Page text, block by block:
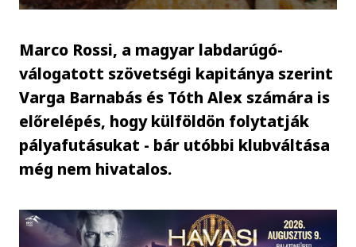
Marco Rossi, a magyar labdarúgó-
válogatott szövetségi kapitánya szerint
Varga Barnabás és Tóth Alex számára is
előrelépés, hogy külföldön folytatják
pályafutásukat - bár utóbbi klubváltása
még nem hivatalos.